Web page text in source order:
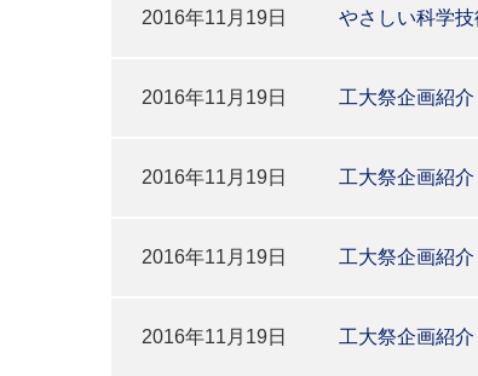
2016年11月19日 やさしい科学
2016年11月19日 工大祭企画紹介
2016年11月19日 工大祭企画紹介
2016年11月19日 工大祭企画紹介
2016年11月19日 工大祭企画紹介